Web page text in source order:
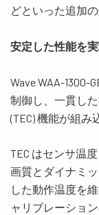
どといった追加
安定した性能を
Wave WAA-1300-
制御し、一貫し
(TEC)機能が組み
TEC はセンサ温
画質とダイナミ
した動作温度を
ャリブレーショ